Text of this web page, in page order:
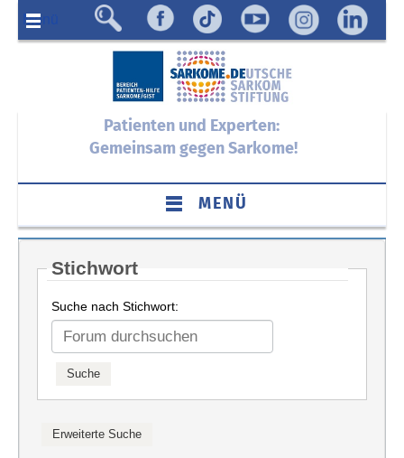
Menü
Patienten und Experten:
Gemeinsam gegen Sarkome!
MENÜ
Stichwort
Suche nach Stichwort: